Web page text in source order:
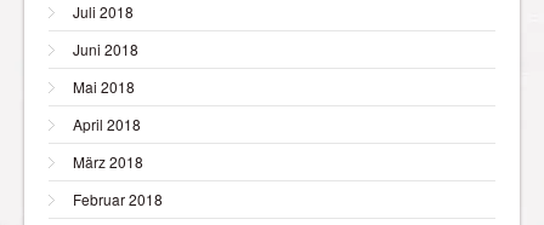
Juli 2018
Juni 2018
Mai 2018
April 2018
März 2018
Februar 2018